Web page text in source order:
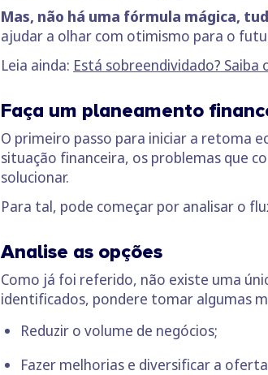
Mas, não há uma fórmula mágica,
ajudar a olhar com otimismo para o
Leia ainda: Está sobreendividado?
Faça um planeamento
O primeiro passo para iniciar a retoma
situação financeira, os problemas que
solucionar.
Para tal, pode começar por analisar o
Analise as opções
Como já foi referido, não existe uma
identificados, pondere tomar algumas
Reduzir o volume de negócios;
Fazer melhorias e diversificar a